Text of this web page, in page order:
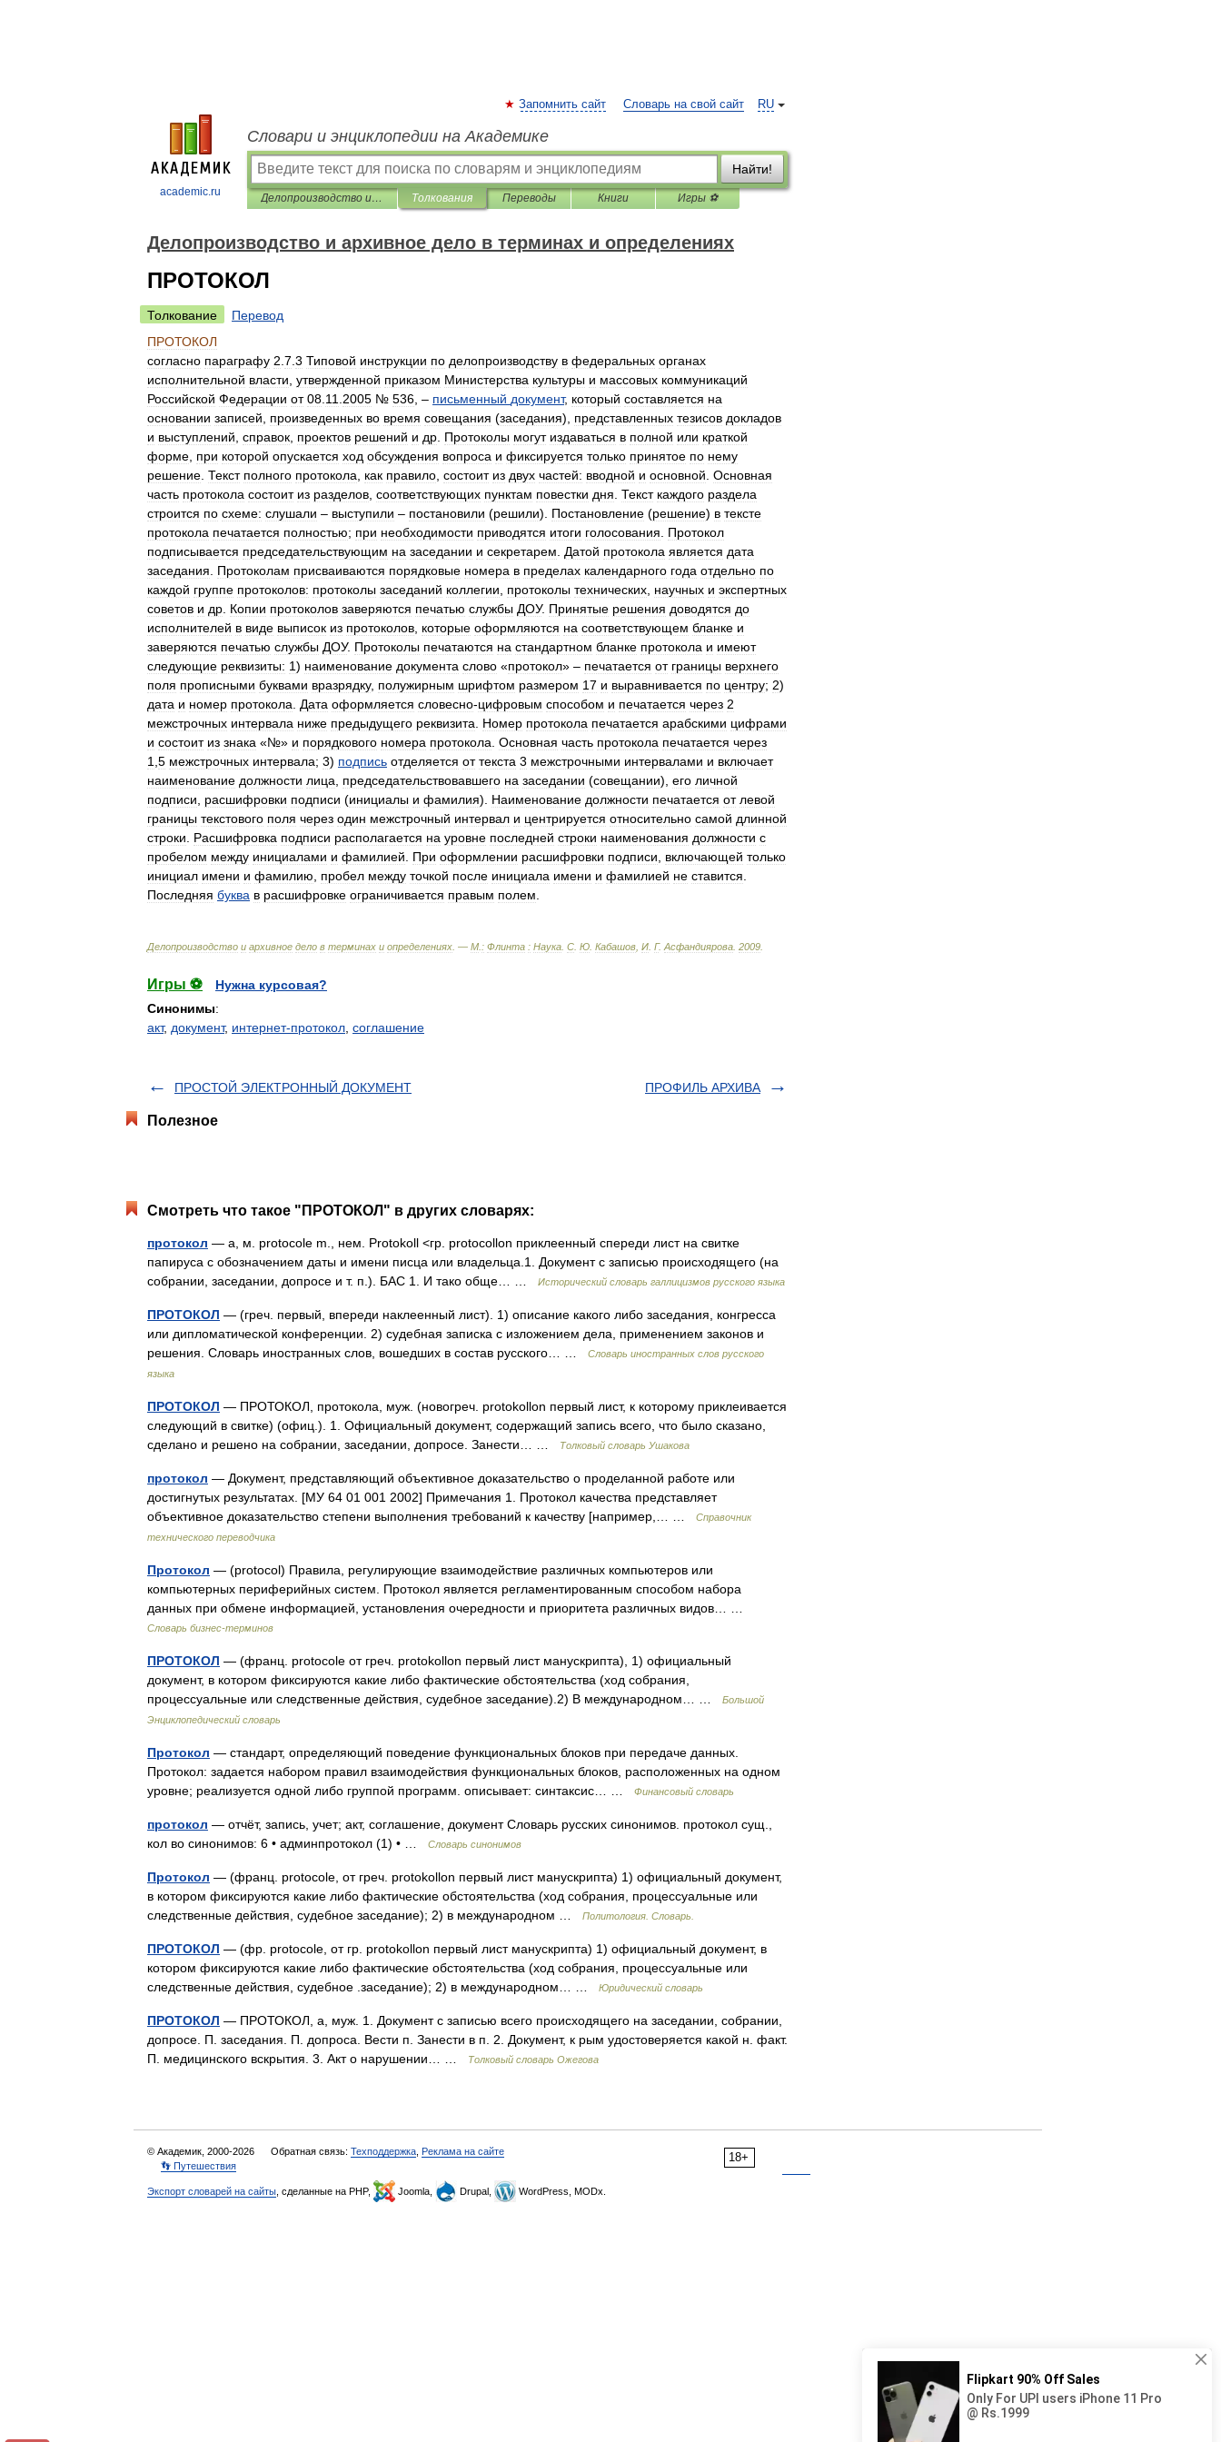
academic.ru
RU
Запомнить сайт Словарь на свой сайт
Словари и энциклопедии на Академике
Найти!
Делопроизводство и архивное дело в терминах и определениях Толкования Переводы Книги Игры ⚽
Делопроизводство и архивное дело в терминах и определениях
ПРОТОКОЛ
Толкование
Перевод
ПРОТОКОЛ
согласно параграфу 2 7 3 Типовой инструкции по делопроизводству в федеральных органах
исполнительной власти утвержденной приказом Министерства культуры и массовых коммуникаций
Российской Федерации от 08 11 2005 № 536 , – письменный документ, который составляется на
основании записей произведенных во время совещания (заседания), представленных тезисов докладов
и выступлений справок проектов решений и др Протоколы могут издаваться в полной или краткой
форме при которой опускается ход обсуждения вопроса и фиксируется только принятое по нему
решение Текст полного протокола как правило состоит из двух частей: вводной и основной Основная
часть протокола состоит из разделов соответствующих пунктам повестки дня Текст каждого раздела
строится по схеме: слушали – выступили – постановили (решили). Постановление (решение) в тексте
протокола печатается полностью; при необходимости приводятся итоги голосования
Протокол
подписывается председательствующим на заседании и секретарем Датой протокола является дата
заседания
Протоколам присваиваются порядковые номера в пределах календарного года отдельно по
каждой группе протоколов: протоколы заседаний коллегии протоколы технических научных и экспертных
советов и др Копии протоколов заверяются печатью службы ДОУ. Принятые решения доводятся до
исполнителей в виде выписок из протоколов которые оформляются на соответствующем бланке и
заверяются печатью службы ДОУ. Протоколы печатаются на стандартном бланке протокола и имеют
следующие реквизиты: 1) наименование документа слово «протокол» – печатается от границы верхнего
поля прописными буквами вразрядку, полужирным шрифтом размером 17 и выравнивается по центру; 2)
дата и номер протокола Дата оформляется словесно-цифровым способом и печатается через 2
межстрочных интервала ниже предыдущего реквизита Номер протокола печатается арабскими цифрами
и состоит из знака «№» и порядкового номера протокола Основная часть протокола печатается через
1 5 межстрочных интервала; 3) подпись отделяется от текста 3 межстрочными интервалами и включает
наименование должности лица председательствовавшего на заседании (совещании), его личной
подписи
расшифровки подписи (инициалы и фамилия). Наименование должности печатается от левой
границы текстового поля через один межстрочный интервал и центрируется относительно самой длинной
строки
Расшифровка подписи располагается на уровне последней строки наименования должности с
пробелом между инициалами и фамилией При оформлении расшифровки подписи включающей только
инициал имени и фамилию пробел между точкой после инициала имени и фамилией не ставится
Последняя буква в расшифровке ограничивается правым полем
Делопроизводство и архивное дело в терминах и определениях . — М : Флинта : Наука С Ю Кабашов И Г. Асфандиярова 2009
Игры ⚽
Нужна курсовая?
Синонимы:
акт, документ, интернет-протокол соглашение
ПРОСТОЙ ЭЛЕКТРОННЫЙ ДОКУМЕНТ ПРОФИЛЬ АРХИВА
Полезное
Смотреть что такое "ПРОТОКОЛ" в других словарях:
протокол — а, м. protocole m., нем. Protokoll <гр. protocollon приклеенный спереди лист на свитке
папируса с обозначением даты и имени писца или владельца.1. Документ с записью происходящего (на
собрании, заседании, допросе и т. п.). БАС 1. И тако обще… …
Исторический словарь галлицизмов русского языка
ПРОТОКОЛ — (греч. первый, впереди наклеенный лист). 1) описание какого либо заседания, конгресса
или дипломатической конференции. 2) судебная записка с изложением дела, применением законов и
решения. Словарь иностранных слов, вошедших в состав русского… …
Словарь иностранных слов русского
языка
ПРОТОКОЛ — ПРОТОКОЛ, протокола, муж. (новогреч. protokollon первый лист, к которому приклеивается
следующий в свитке) (офиц.). 1. Официальный документ, содержащий запись всего, что было сказано,
сделано и решено на собрании, заседании, допросе. Занести… …
Толковый словарь Ушакова
протокол — Документ, представляющий объективное доказательство о проделанной работе или
достигнутых результатах. [МУ 64 01 001 2002] Примечания 1. Протокол качества представляет
объективное доказательство степени выполнения требований к качеству [например,… …
Справочник
технического переводчика
Протокол — (protocol) Правила, регулирующие взаимодействие различных компьютеров или
компьютерных периферийных систем. Протокол является регламентированным способом набора
данных при обмене информацией, установления очередности и приоритета различных видов… …
Словарь бизнес-терминов
ПРОТОКОЛ — (франц. protocole от греч. protokollon первый лист манускрипта), 1) официальный
документ, в котором фиксируются какие либо фактические обстоятельства (ход собрания,
процессуальные или следственные действия, судебное заседание).2) В международном… …
Большой
Энциклопедический словарь
Протокол — стандарт, определяющий поведение функциональных блоков при передаче данных.
Протокол: задается набором правил взаимодействия функциональных блоков, расположенных на одном
уровне; реализуется одной либо группой программ. описывает: синтаксис… …
Финансовый словарь
протокол — отчёт, запись, учет; акт, соглашение, документ Словарь русских синонимов. протокол сущ.,
кол во синонимов: 6 • админпротокол (1) • …
Словарь синонимов
Протокол — (франц. protocole, от греч. protokollon первый лист манускрипта) 1) официальный документ,
в котором фиксируются какие либо фактические обстоятельства (ход собрания, процессуальные или
следственные действия, судебное заседание); 2) в международном …
Политология. Словарь.
ПРОТОКОЛ — (фр. protocole, от гр. protokollon первый лист манускрипта) 1) официальный документ, в
котором фиксируются какие либо фактические обстоятельства (ход собрания, процессуальные или
следственные действия, судебное .заседание); 2) в международном… …
Юридический словарь
ПРОТОКОЛ — ПРОТОКОЛ, а, муж. 1. Документ с записью всего происходящего на заседании, собрании,
допросе. П. заседания. П. допроса. Вести п. Занести в п. 2. Документ, к рым удостоверяется какой н. факт.
П. медицинского вскрытия. 3. Акт о нарушении… …
Толковый словарь Ожегова
18+
© Академик, 2000-2026 Обратная связь: Техподдержка Реклама на сайте
👣 Путешествия
Экспорт словарей на сайты , сделанные на PHP, Joomla, Drupal, WordPress, MODx.